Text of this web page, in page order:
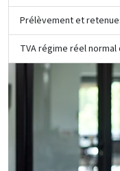
Prélèvement et
TVA régime réel